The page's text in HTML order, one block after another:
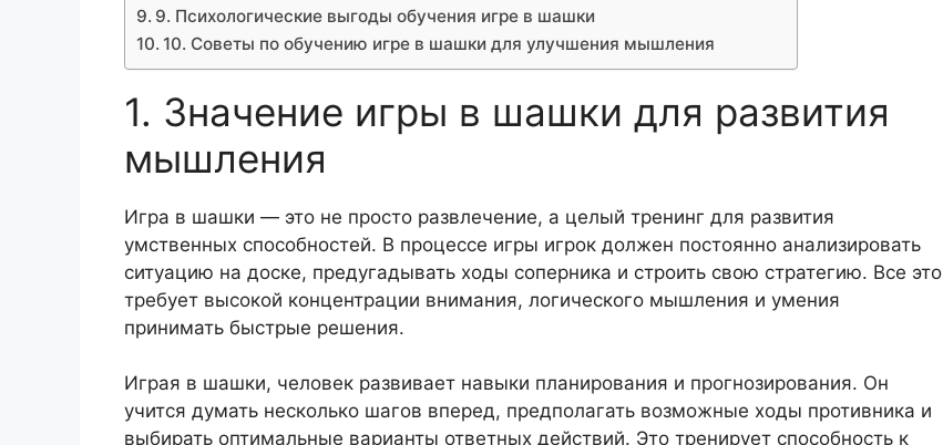
9. Психологические выгоды обучения игре в шашки
10. Советы по обучению игре в шашки для улучшения мышления
1. Значение игры в шашки для развития
мышления
Игра в шашки — это не просто развлечение, а целый тренинг для развития
умственных способностей. В процессе игры игрок должен постоянно анализировать
ситуацию на доске, предугадывать ходы соперника и строить свою стратегию. Все это
требует высокой концентрации внимания, логического мышления и умения
принимать быстрые решения.
Играя в шашки, человек развивает навыки планирования и прогнозирования. Он
учится думать несколько шагов вперед, предполагать возможные ходы противника и
выбирать оптимальные варианты ответных действий. Это тренирует способность к